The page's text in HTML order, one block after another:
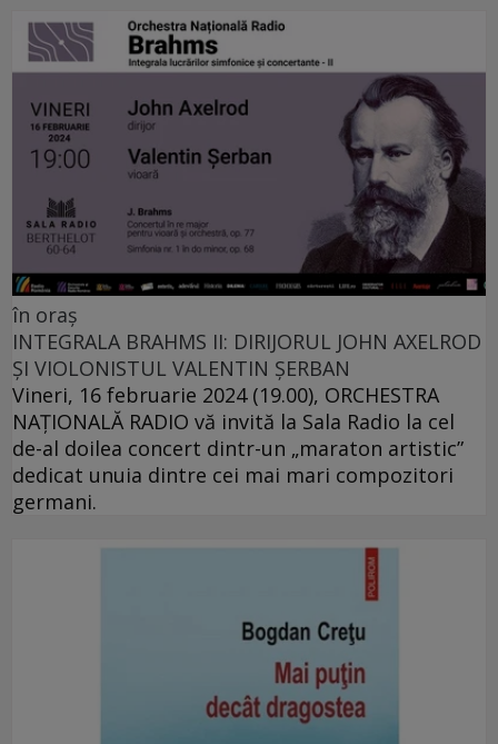
în oraș
INTEGRALA BRAHMS II: DIRIJORUL JOHN AXELROD
ȘI VIOLONISTUL VALENTIN ȘERBAN
Vineri, 16 februarie 2024 (19.00), ORCHESTRA
NAŢIONALĂ RADIO vă invită la Sala Radio la cel
de-al doilea concert dintr-un „maraton artistic”
dedicat unuia dintre cei mai mari compozitori
germani.